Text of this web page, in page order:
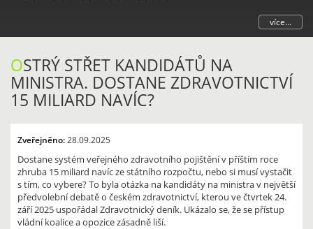
více...
OSTRÝ STŘET KANDIDÁTŮ NA
MINISTRA. DOSTANE ZDRAVOTNICTVÍ
15 MILIARD NAVÍC?
Zveřejněno:28.09.2025
Dostane systém veřejného zdravotního pojištění v příštím roce
zhruba 15 miliard navíc ze státního rozpočtu, nebo si musí vystačit
s tím, co vybere? To byla otázka na kandidáty na ministra v největší
předvolební debatě o českém zdravotnictví, kterou ve čtvrtek 24.
září 2025 uspořádal Zdravotnický deník. Ukázalo se, že se přístup
vládní koalice a opozice zásadně liší.